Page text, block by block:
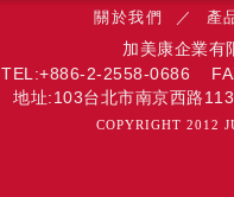
關於我們 ／ 產
加美康企業
TEL:+886-2-2558-0686
地址:103台北市南京西路
COPYRIGHT 2012